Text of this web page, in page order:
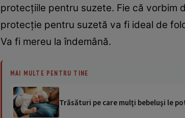
protecțiile pentru suzete. Fie că vorbim
protecție pentru suzetă va fi ideal de
Va fi mereu la îndemână.
MAI MULTE PENTRU TINE
Trăsături pe care mulţi bebeluşi le